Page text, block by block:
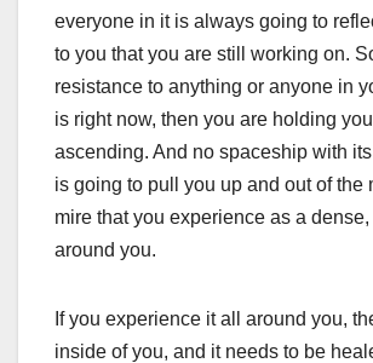
everyone in it is always going to
to you that you are still working on.
resistance to anything or anyone in
is right now, then you are holding
ascending. And no spaceship with
is going to pull you up and out of the
mire that you experience as a dense,
around you.
If you experience it all around you,
inside of you, and it needs to be